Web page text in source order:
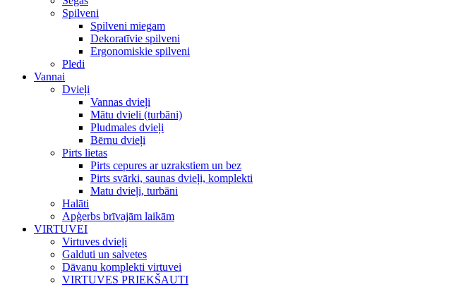
Spilveni
Spilveni miegam
Dekoratīvie spilveni
Ergonomiskie spilveni
Pledi
Vannai
Dvieļi
Vannas dvieļi
Mātu dvieli (turbāni)
Pludmales dvieļi
Bērnu dvieļi
Pirts lietas
Pirts cepures ar uzrakstiem un bez
Pirts svārki, saunas dvieļi, komplekti
Matu dvieļi, turbāni
Halāti
Apģerbs brīvajām laikām
VIRTUVEI
Virtuves dvieļi
Galduti un salvetes
Dāvanu komplekti virtuvei
VIRTUVES PRIEKŠAUTI